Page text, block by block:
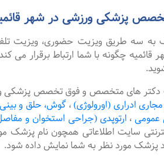
پزشکی ورزشی در شهر
به سه طریق ویزیت حضوری، ویزیت
چگونه با شما ارتباط برقرار می
دکتر های متخصص و فوق تخصص پزشکی
ادراری (اورولوژی)، گوش، حلق و بینی
عمومی ، ارتوپدی (جراحی استخوان و
سایت اطلاعاتی همچون نام
پزشک مورد نظر به شما نمایش داده شود.